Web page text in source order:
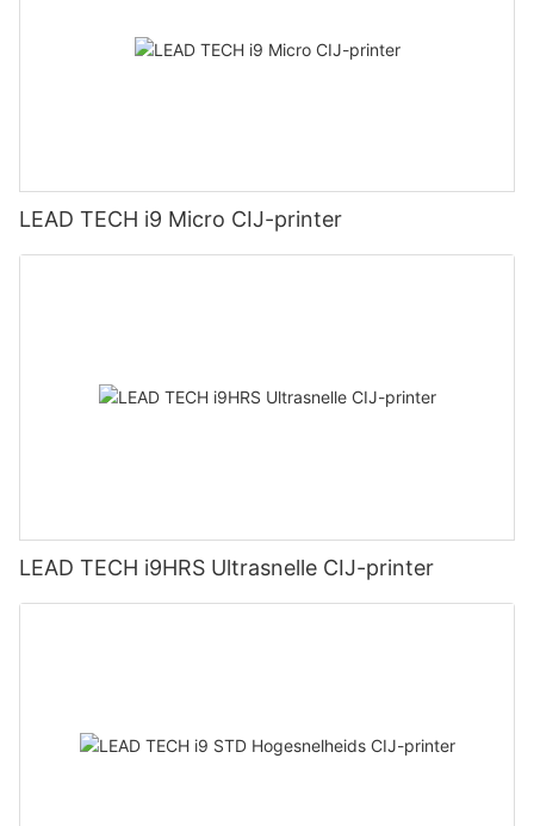
LEAD TECH i9 Micro CIJ-printer
LEAD TECH i9HRS Ultrasnelle CIJ-printer